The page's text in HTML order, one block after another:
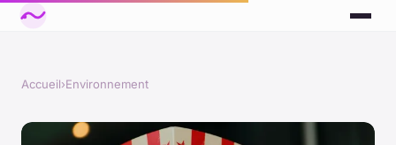
Accueil›Environnement